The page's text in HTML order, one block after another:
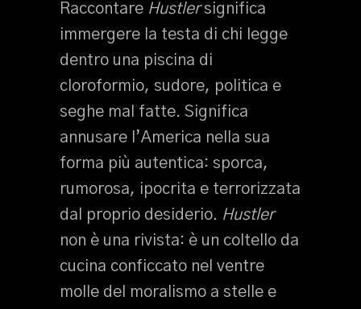
Raccontare Hustlersignifica
immergere la testa di chi legge
dentro una piscina di
cloroformio, sudore, politica e
seghe mal fatte. Significa
annusare l’America nella sua
forma più autentica: sporca,
rumorosa, ipocrita e terrorizzata
dal proprio desiderio. Hustler
non è una rivista: è un coltello da
cucina conficcato nel ventre
molle del moralismo a stelle e